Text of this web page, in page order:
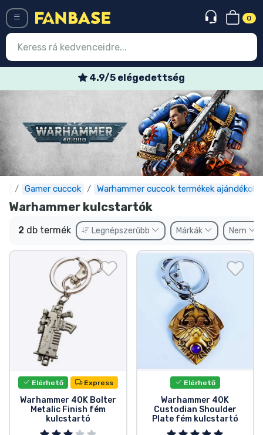
0
4.9/5 elégedettség
Gamer cuccok Warhammer cuccok termékek ajándékok
Warhammer kulcstartók
2 db termék Legnépszerűbb Márkák Nem
Elérhető Express
Warhammer 40K Bolter
Metalic Finish fém
kulcstartó
Elérhető
Warhammer 40K
Custodian Shoulder
Plate fém kulcstartó
Regisztráció
Legújabb cuccok
Akciós ajánlatok
Express szállítás
Előrendelhető cuccok
Outlet cuccok
Ajándékkártya
Szállítás és fizetés
Sorozatos cuccok
Filmes cuccok
Mesés cuccok
Animés cuccok